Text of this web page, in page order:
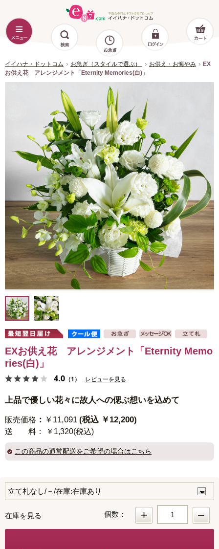
イイハナ・ドットコム お急ぎ（スタイルで選ぶ） お供え・お悔やみ
EX
お供え花 アレンジメント「Eternity Memories(白)」
EXお供え花 アレンジメント「Eternity Memo
ries(白)」
4.0 （1） レビューを見る
上品で優しい花々に故人への偲ぶ想いを込めて
販売価格 ： ￥11,091 (税込 ￥12,200)
送 料 ： ￥1,320(税込)
この商品の通常配送をご希望の場合はこちら
在庫を見る 個数：